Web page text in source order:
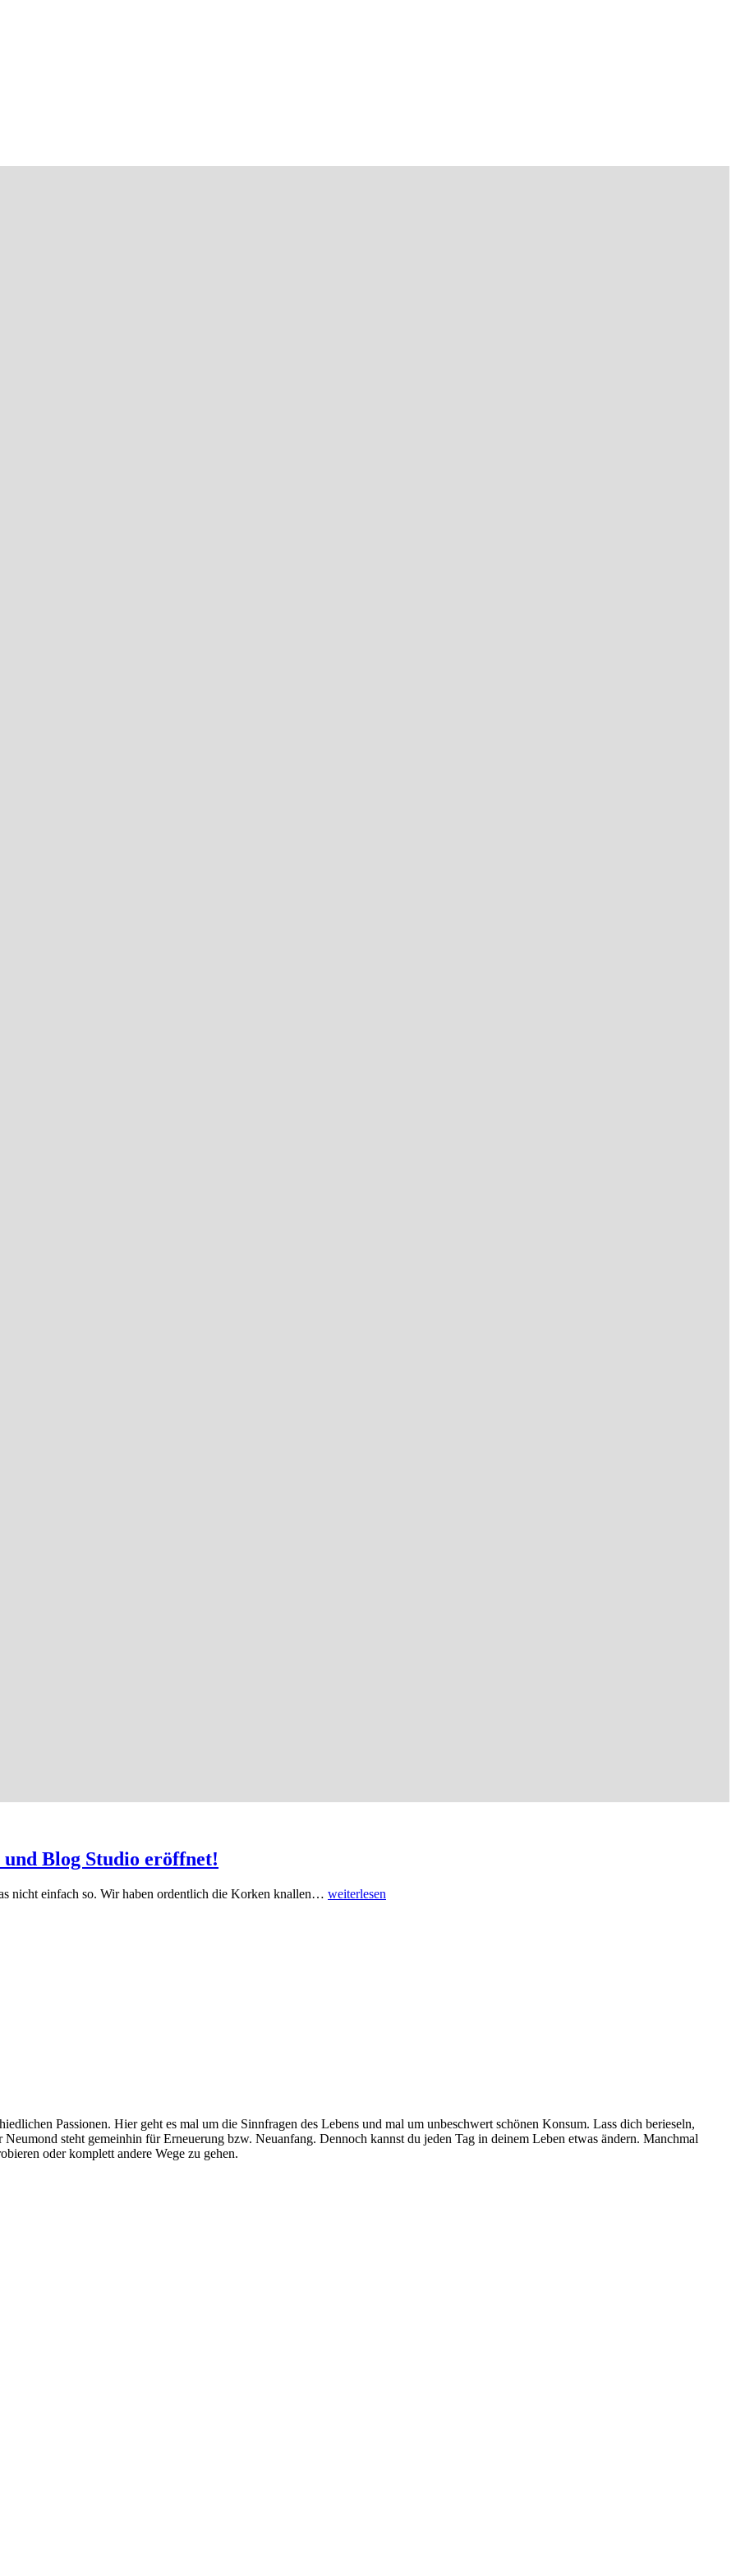
Blog Studio eröffnet!
nicht einfach so. Wir haben ordentlich die Korken knallen… weiterlesen
Passionen. Hier geht es mal um die Sinnfragen des Lebens und mal um unbeschwert schönen Konsum. Lass dich berieseln,
steht gemeinhin für Erneuerung bzw. Neuanfang. Dennoch kannst du jeden Tag in deinem Leben etwas ändern. Manchmal
oder komplett andere Wege zu gehen.